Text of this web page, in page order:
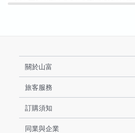
關於山富
旅客服務
訂購須知
同業與企業